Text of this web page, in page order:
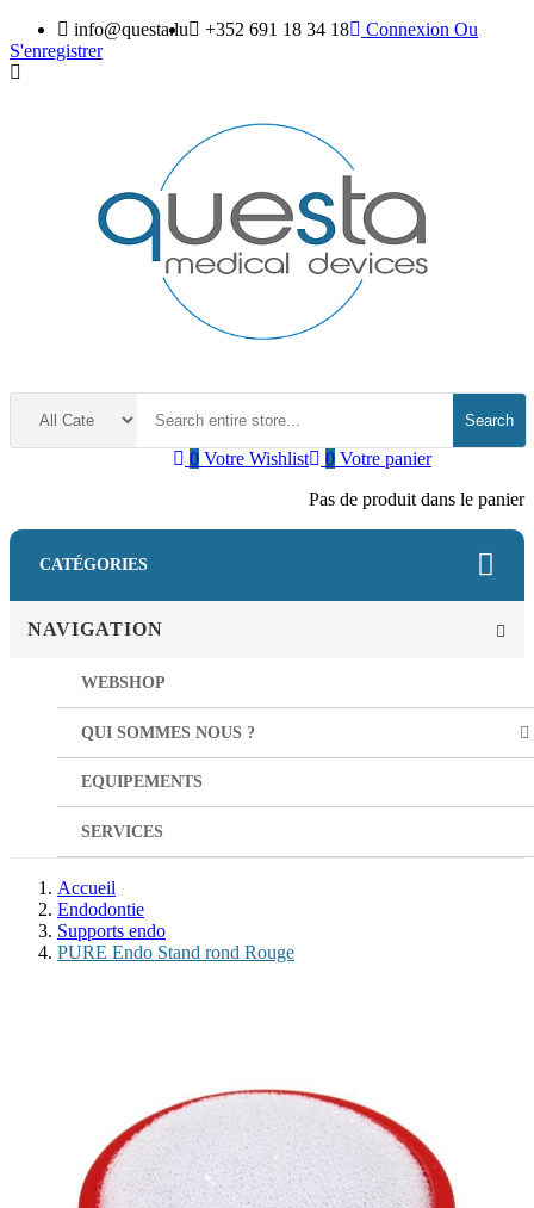
info@questa.lu +352 691 18 34 18 Connexion Ou
S'enregistrer
Search
0 Votre panier
Pas de produit dans le panier
0 Votre Wishlist
CATÉGORIES
NAVIGATION
WEBSHOP
QUI SOMMES NOUS ?
EQUIPEMENTS
SERVICES
Accueil
Endodontie
Supports endo
PURE Endo Stand rond Rouge